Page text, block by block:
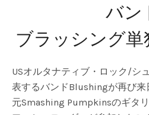
バン
ブラッシング単
USオルタナティブ・ロック/シ
表するバンドBlushingが再び来
元Smashing Pumpkinsのギタ